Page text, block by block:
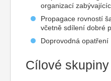
organizací
Propagace rovností
včetně sdílení dobré
Doprovodná opatření
Cílové skupiny